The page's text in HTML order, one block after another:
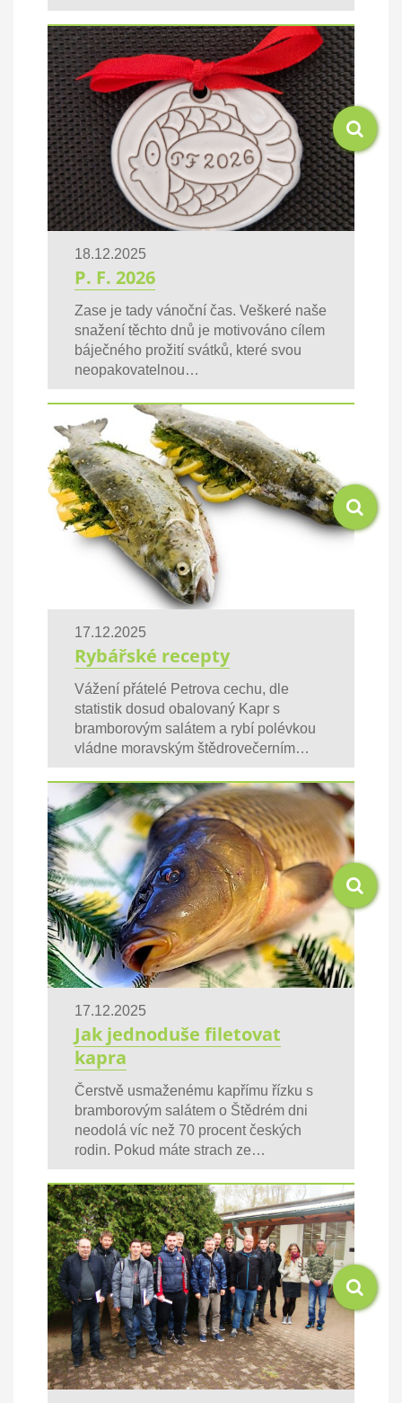
18.12.2025
P. F. 2026
Zase je tady vánoční čas. Veškeré naše
snažení těchto dnů je motivováno cílem
báječného prožití svátků, které svou
neopakovatelnou…
17.12.2025
Rybářské recepty
Vážení přátelé Petrova cechu, dle
statistik dosud obalovaný Kapr s
bramborovým salátem a rybí polévkou
vládne moravským štědrovečerním…
17.12.2025
Jak jednoduše filetovat
kapra
Čerstvě usmaženému kapřímu řízku s
bramborovým salátem o Štědrém dni
neodolá víc než 70 procent českých
rodin. Pokud máte strach ze…